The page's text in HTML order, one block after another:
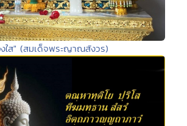
งใส" (สมเด็จพระญาณสังวร)